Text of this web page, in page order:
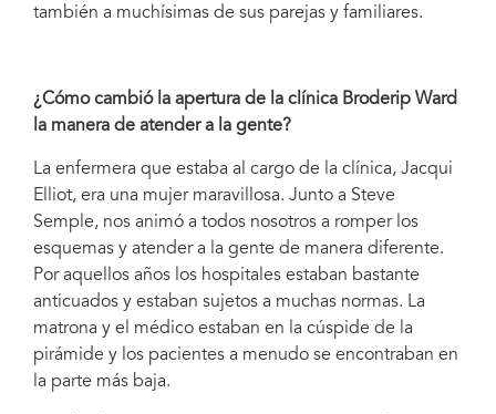
también a muchísimas de sus parejas y familiares.
¿Cómo cambió la apertura de la clínica Broderip Ward
la manera de atender a la gente?
La enfermera que estaba al cargo de la clínica, Jacqui
Elliot, era una mujer maravillosa. Junto a Steve
Semple, nos animó a todos nosotros a romper los
esquemas y atender a la gente de manera diferente.
Por aquellos años los hospitales estaban bastante
anticuados y estaban sujetos a muchas normas. La
matrona y el médico estaban en la cúspide de la
pirámide y los pacientes a menudo se encontraban en
la parte más baja.